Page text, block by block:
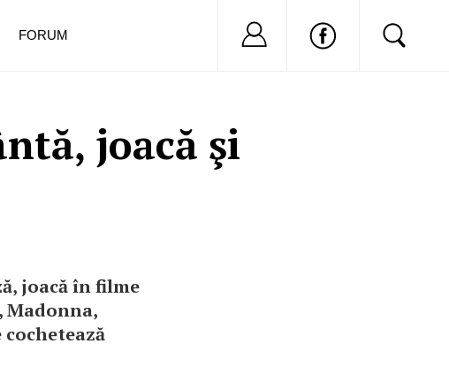
joacă şi
joacă în filme
Madonna,
FORUM Nu ai cont?